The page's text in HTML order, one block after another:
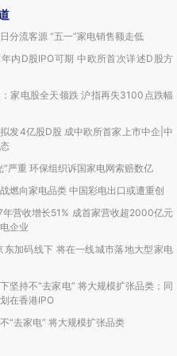
分流客源 “五一”家电销售额走低
内D股IPO可期 中欧所首次详述D股方
家电股全天领跌 沪指再失3100点跌幅
发4亿股D股 成中欧所首家上市中企|中
”严重 环保组织诉国家电网索赔数亿
燃向家电品类 中国彩电出口或遭重创
年营收增长51% 成首家营收超2000亿元
企业
东加码线下 将在一线城市落地大型家电
坚持不“去家电” 将大规模扩张品类；同
在香港IPO
“去家电” 将大规模扩张品类